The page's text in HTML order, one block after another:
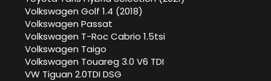
Volkswagen Golf 1.4 (2018)
Volkswagen Passat
Volkswagen T-Roc Cabrio 1.5tsi
Volkswagen Taigo
Volkswagen Touareg 3.0 V6 TDI
VW Tiguan 2.0TDI DSG